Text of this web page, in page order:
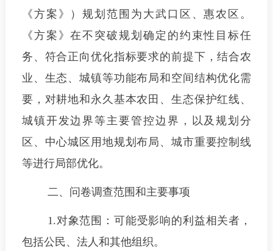
《方案》）规划范围为大武口区、惠农区。
《方案》在不突破规划确定的约束性目标任
务、符合正向优化指标要求的前提下，结合农
业、生态、城镇等功能布局和空间结构优化需
要，对耕地和永久基本农田、生态保护红线、
城镇开发边界等主要管控边界，以及规划分
区、中心城区用地规划布局、城市重要控制线
等进行局部优化。
二、问卷调查范围和主要事项
1.对象范围：可能受影响的利益相关者，
包括公民、法人和其他组织。